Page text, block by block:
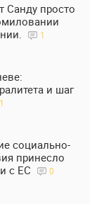
Санду просто
1
и шаг
1
социально-
принесло
с ЕС
0